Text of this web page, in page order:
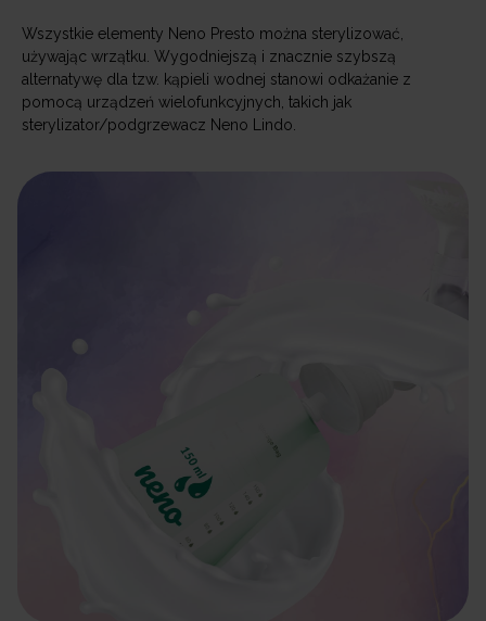
Wszystkie elementy Neno Presto można sterylizować,
używając wrzątku. Wygodniejszą i znacznie szybszą
alternatywę dla tzw. kąpieli wodnej stanowi odkażanie z
pomocą urządzeń wielofunkcyjnych, takich jak
sterylizator/podgrzewacz Neno Lindo.